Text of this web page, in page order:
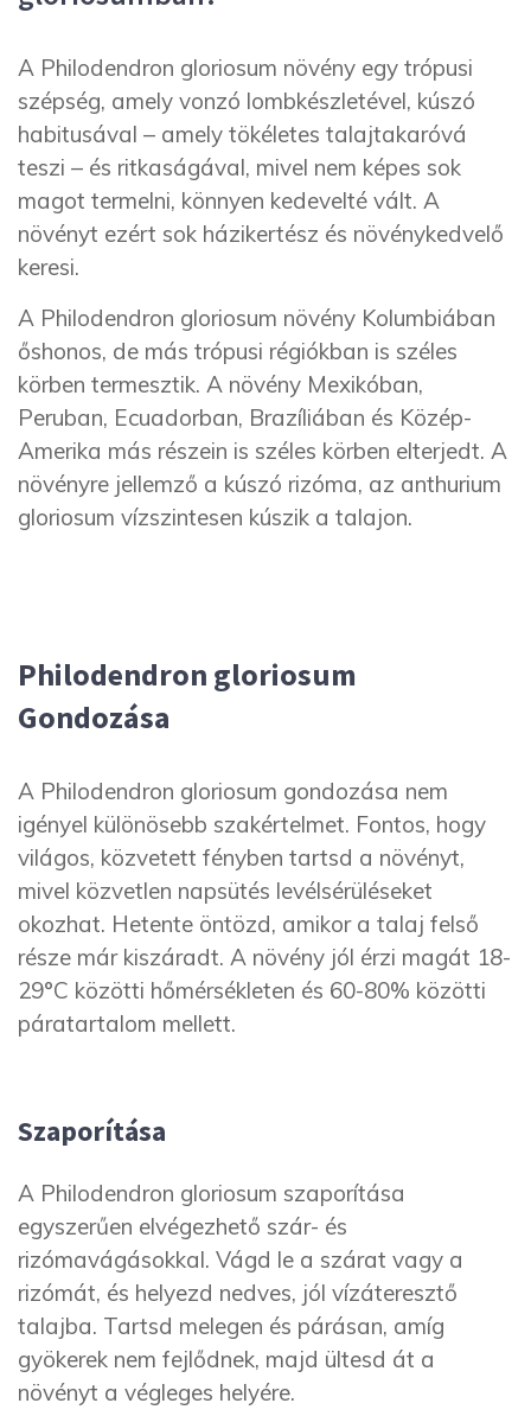
A Philodendron gloriosum növény egy trópusi
szépség, amely vonzó lombkészletével, kúszó
habitusával – amely tökéletes talajtakaróvá
teszi – és ritkaságával, mivel nem képes sok
magot termelni, könnyen kedevelté vált. A
növényt ezért sok házikertész és növénykedvelő
keresi.
A Philodendron gloriosum növény Kolumbiában
őshonos, de más trópusi régiókban is széles
körben termesztik. A növény Mexikóban,
Peruban, Ecuadorban, Brazíliában és Közép-
Amerika más részein is széles körben elterjedt. A
növényre jellemző a kúszó rizóma, az anthurium
gloriosum vízszintesen kúszik a talajon.
Philodendron gloriosum
Gondozása
A Philodendron gloriosum gondozása nem
igényel különösebb szakértelmet. Fontos, hogy
világos, közvetett fényben tartsd a növényt,
mivel közvetlen napsütés levélsérüléseket
okozhat. Hetente öntözd, amikor a talaj felső
része már kiszáradt. A növény jól érzi magát 18-
29°C közötti hőmérsékleten és 60-80% közötti
páratartalom mellett.
Szaporítása
A Philodendron gloriosum szaporítása
egyszerűen elvégezhető szár- és
rizómavágásokkal. Vágd le a szárat vagy a
rizómát, és helyezd nedves, jól vízáteresztő
talajba. Tartsd melegen és párásan, amíg
gyökerek nem fejlődnek, majd ültesd át a
növényt a végleges helyére.